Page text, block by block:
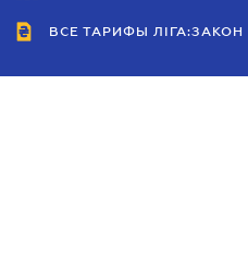
ВСЕ ТАРИФЫ ЛІГА:ЗАКОН